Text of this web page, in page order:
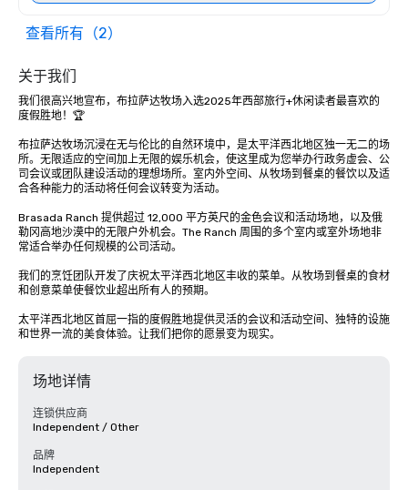
查看所有（2）
关于我们
我们很高兴地宣布，布拉萨达牧场入选2025年西部旅行+休闲读者最喜欢的
度假胜地！🏆
布拉萨达牧场沉浸在无与伦比的自然环境中，是太平洋西北地区独一无二的场
所。无限适应的空间加上无限的娱乐机会，使这里成为您举办行政务虚会、公
司会议或团队建设活动的理想场所。室内外空间、从牧场到餐桌的餐饮以及适
合各种能力的活动将任何会议转变为活动。
Brasada Ranch 提供超过 12,000 平方英尺的金色会议和活动场地，以及俄
勒冈高地沙漠中的无限户外机会。The Ranch 周围的多个室内或室外场地非
常适合举办任何规模的公司活动。
我们的烹饪团队开发了庆祝太平洋西北地区丰收的菜单。从牧场到餐桌的食材
和创意菜单使餐饮业超出所有人的预期。
太平洋西北地区首屈一指的度假胜地提供灵活的会议和活动空间、独特的设施
和世界一流的美食体验。让我们把你的愿景变为现实。
场地详情
连锁供应商
Independent / Other
品牌
Independent